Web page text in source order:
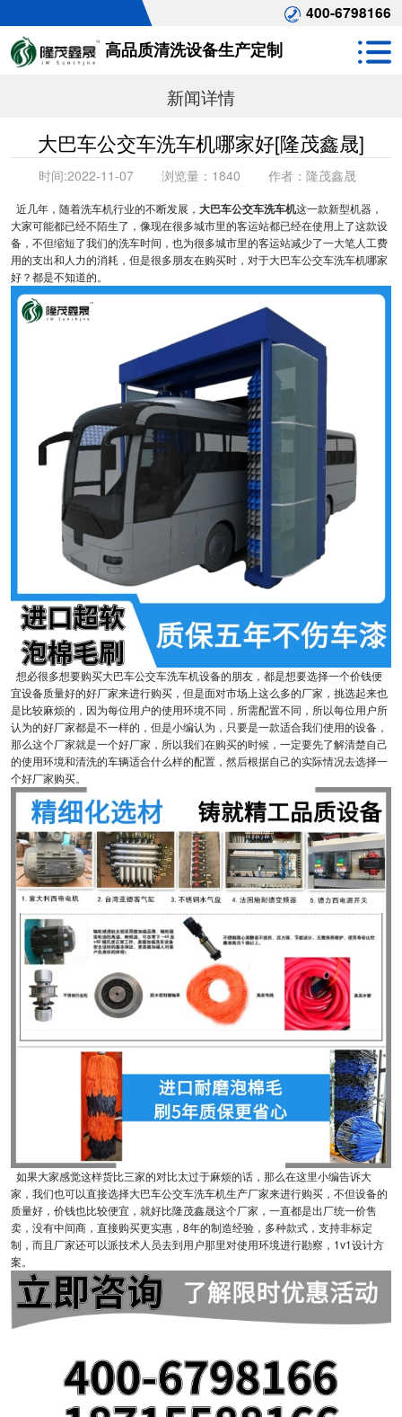
400-6798166
高品质清洗设备生产定制
新闻详情
大巴车公交车洗车机哪家好[隆茂鑫晟]
时间:2022-11-07 浏览量： 1840 作者： 隆茂鑫晟
近几年，随着洗车机行业的不断发展， 大巴车公交车洗车机这一款新型机器，
大家可能都已经不陌生了，像现在很多城市里的客运站都已经在使用上了这款设
备，不但缩短了我们的洗车时间，也为很多城市里的客运站减少了一大笔人工费
用的支出和人力的消耗，但是很多朋友在购买时，对于大巴车公交车洗车机哪家
好？都是不知道的。
想必很多想要购买大巴车公交车洗车机设备的朋友，都是想要选择一个价钱便
宜设备质量好的好厂家来进行购买，但是面对市场上这么多的厂家，挑选起来也
是比较麻烦的，因为每位用户的使用环境不同，所需配置不同，所以每位用户所
认为的好厂家都是不一样的，但是小编认为，只要是一款适合我们使用的设备，
那么这个厂家就是一个好厂家，所以我们在购买的时候，一定要先了解清楚自己
的使用环境和清洗的车辆适合什么样的配置，然后根据自己的实际情况去选择一
个好厂家购买。
如果大家感觉这样货比三家的对比太过于麻烦的话，那么在这里小编告诉大
家，我们也可以直接选择大巴车公交车洗车机生产厂家来进行购买，不但设备的
质量好，价钱也比较便宜，就好比隆茂鑫晟这个厂家，一直都是出厂统一价售
卖，没有中间商，直接购买更实惠，8年的制造经验，多种款式，支持非标定
制，而且厂家还可以派技术人员去到用户那里对使用环境进行勘察，1v1设计方
案。